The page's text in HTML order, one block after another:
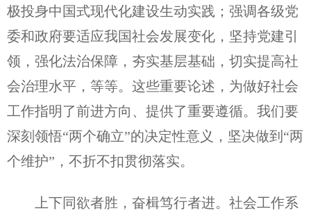
极投身中国式现代化建设生动实践；强调各级党
委和政府要适应我国社会发展变化，坚持党建引
领，强化法治保障，夯实基层基础，切实提高社
会治理水平，等等。这些重要论述，为做好社会
工作指明了前进方向、提供了重要遵循。我们要
深刻领悟“两个确立”的决定性意义，坚决做到“两
个维护”，不折不扣贯彻落实。
上下同欲者胜，奋楫笃行者进。社会工作系